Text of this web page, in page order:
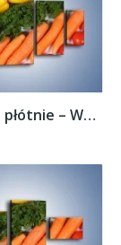
Obraz na płótnie – Warzywny porządek –...